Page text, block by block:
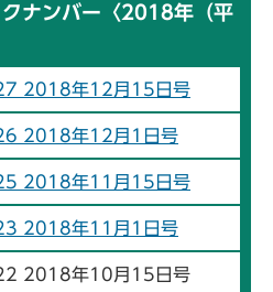
ナンバー〈2018年（平
2018年12月15日号
2018年12月1日号
2018年11月15日号
2018年11月1日号
2018年10月15日号